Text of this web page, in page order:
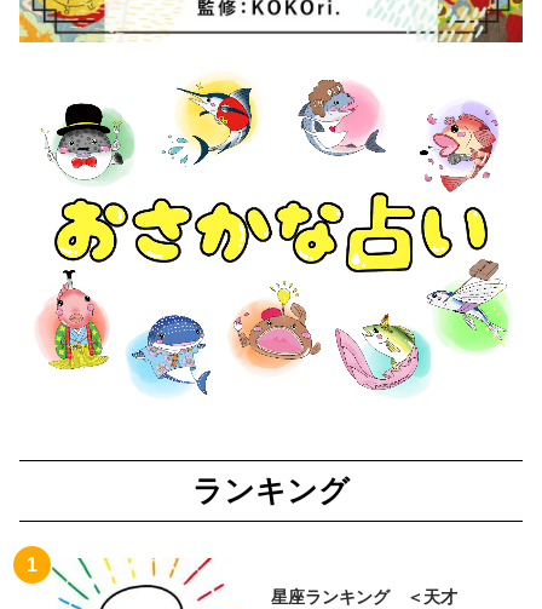
ランキング
星座ランキング ＜天才